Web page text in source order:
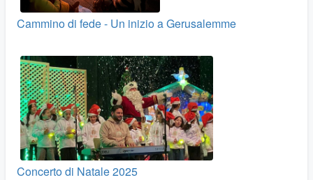
Cammino di fede - Un inizio a Gerusalemme
Concerto di Natale 2025